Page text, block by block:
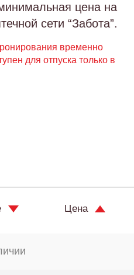
цена на
сети “Забота”.
временно
для отпуска только в
Цена